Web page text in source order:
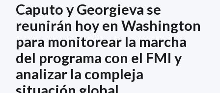
Caputo y Georgieva se
reunirán hoy en Washington
para monitorear la marcha
del programa con el FMI y
analizar la compleja